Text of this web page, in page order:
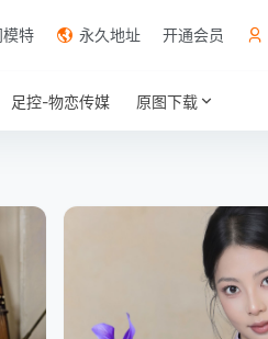
特 永久地址 开通会员
足控-物恋传媒 原图下载